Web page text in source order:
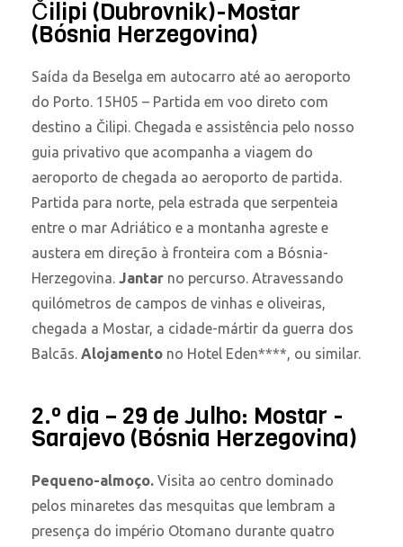
Čilipi (Dubrovnik)-Mostar
(Bósnia Herzegovina)
Saída da Beselga em autocarro até ao aeroporto
do Porto. 15H05 – Partida em voo direto com
destino a Čilipi. Chegada e assistência pelo nosso
guia privativo que acompanha a viagem do
aeroporto de chegada ao aeroporto de partida.
Partida para norte, pela estrada que serpenteia
entre o mar Adriático e a montanha agreste e
austera em direção à fronteira com a Bósnia-
Herzegovina. Jantar no percurso. Atravessando
quilómetros de campos de vinhas e oliveiras,
chegada a Mostar, a cidade-mártir da guerra dos
Balcãs. Alojamento no Hotel Eden****, ou similar.
2.º dia – 29 de Julho: Mostar -
Sarajevo (Bósnia Herzegovina)
Pequeno-almoço. Visita ao centro dominado
pelos minaretes das mesquitas que lembram a
presença do império Otomano durante quatro